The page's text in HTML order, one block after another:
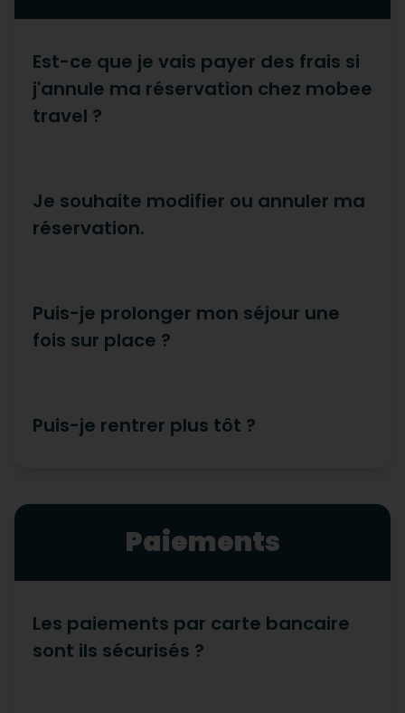
Est-ce que je vais payer des frais si
j'annule ma réservation chez mobee
travel ?
Je souhaite modifier ou annuler ma
réservation.
Puis-je prolonger mon séjour une
fois sur place ?
Puis-je rentrer plus tôt ?
Paiements
Les paiements par carte bancaire
sont ils sécurisés ?